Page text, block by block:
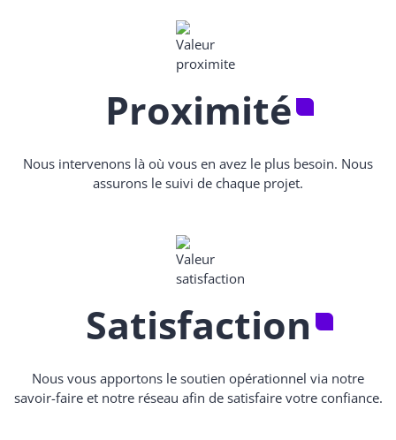
Proximité
Nous intervenons là où vous en avez le plus besoin. Nous
assurons le suivi de chaque projet.
Satisfaction
Nous vous apportons le soutien opérationnel via notre
savoir-faire et notre réseau afin de satisfaire votre confiance.